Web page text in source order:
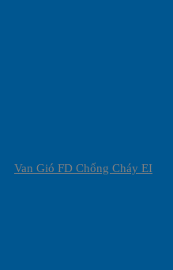
Van Gió FD Chống Cháy EI